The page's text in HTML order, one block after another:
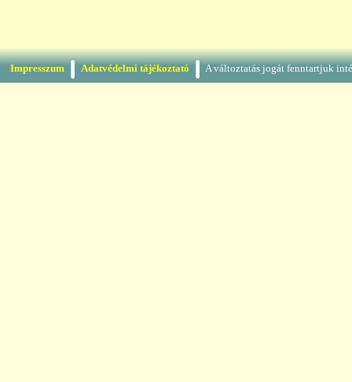
Impresszum Adatvédelmi tájékoztató A változtatás jogát fenntartjuk